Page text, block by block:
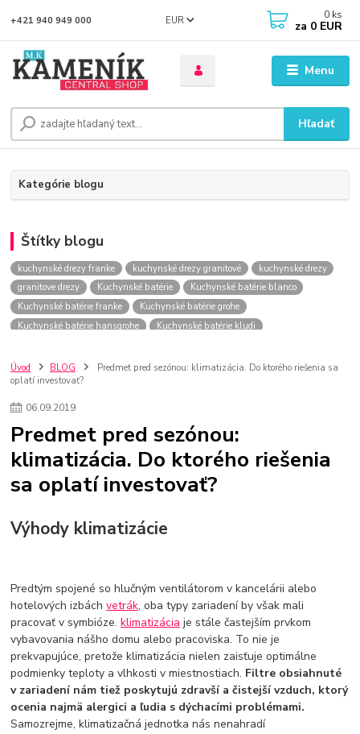
Menu
EUR
Hľadať
+421 940 949 000 0 ks
za 0 EUR
Kategórie blogu
Štítky blogu
kuchynské drezy franke kuchynské drezy granitové
kuchynské drezy
granitove drezy
Kuchynské batérie
Kuchynské batérie blanco
Kuchynské batérie franke
Kuchynské batérie grohe
Kuchynské batérie hansgrohe
Kuchynské batérie kludi
kuchynské batérie sagittarius
kuchynské batérie
vodovodné batérie
vodovodné batérie do kuchyne
kuchynské drezy sety
bidetové batérie
vaňové batérie
sprchové batérie
vodovodné batérie blanco
vodovodné batérie do steny
vodovodné batérie grohe
kúpelňa v podkroví
Umývadlá
Zápustné umývadlá
sprchový záves
čierna kúpelňová batéria
vaňa retro
szco nakup bez dph nakupovanie na firmu bez dph
nákup bez dph v eu ň
Úvod BLOG
Predmet pred sezónou: klimatizácia. Do ktorého riešenia sa
oplatí investovať?
06.09.2019
Predmet pred sezónou:
klimatizácia. Do ktorého riešenia
sa oplatí investovať?
Výhody klimatizácie
Predtým spojené so hlučným ventilátorom v kancelárii alebo
hotelových izbáchvetrák, oba typy zariadení by však mali
pracovať v symbióze.klimatizácia je stále častejším prvkom
vybavovania nášho domu alebo pracoviska. To nie je
prekvapujúce, pretože klimatizácia nielen zaisťuje optimálne
podmienky teploty a vlhkosti v miestnostiach. Filtre obsiahnuté
v zariadení nám tiež poskytujú zdravší a čistejší vzduch, ktorý
ocenia najmä alergici a ľudia s dýchacími problémami.
Samozrejme, klimatizačná jednotka nás nenahradí